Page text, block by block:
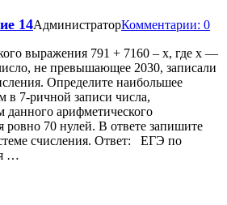
14АдминистраторКомментарии: 0
выражения 791 + 7160 – x, где x —
не превышающее 2030, записали
Определите наибольшее
в 7-ричной записи числа,
данного арифметического
ровно 70 нулей. В ответе запишите
счисления. Ответ: ЕГЭ по
…